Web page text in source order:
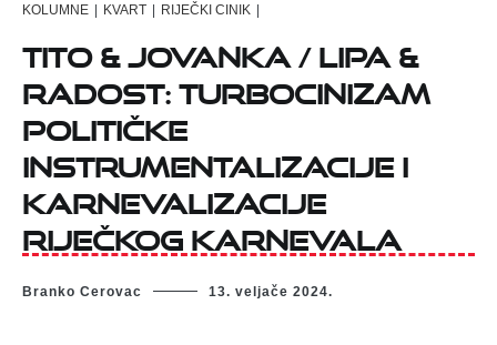
KOLUMNE | KVART | RIJEČKI CINIK |
TITO & JOVANKA / LIPA &
RADOST: TURBOCINIZAM
POLITIČKE
INSTRUMENTALIZACIJE I
KARNEVALIZACIJE
RIJEČKOG KARNEVALA
Branko Cerovac 13. veljače 2024.